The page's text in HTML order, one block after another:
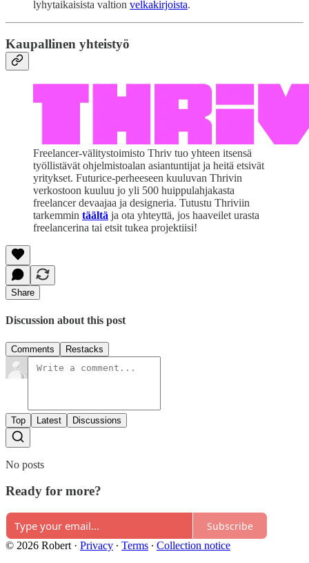
lyhytaikaisista valtion velkakirjoista.
Kaupallinen yhteistyö
Freelancer-välitystoimisto Thriv tuo yhteen itsensä
työllistävät ohjelmistoalan asiantuntijat ja heitä etsivät
yritykset. Futurice-perheeseen kuuluvan Thrivin
verkostoon kuuluu jo yli 500 huippulahjakasta
freelancer devaajaa ja designeria. Tutustu Thriviin
tarkemmin täältä ja ota yhteyttä, jos haaveilet urasta
freelancerina tai etsit tukea projektiisi!
Share
Discussion about this post
Comments Restacks
Top Latest Discussions
No posts
Ready for more?
Subscribe
© 2026 Robert · Privacy ∙ Terms ∙ Collection notice